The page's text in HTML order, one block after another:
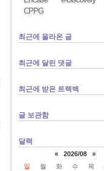
CPPG
최근에 올라온 글
최근에 달린 댓글
최근에 받은 트랙백
글 보관함
달력
« 2026/08
»
일
월 화 수 목